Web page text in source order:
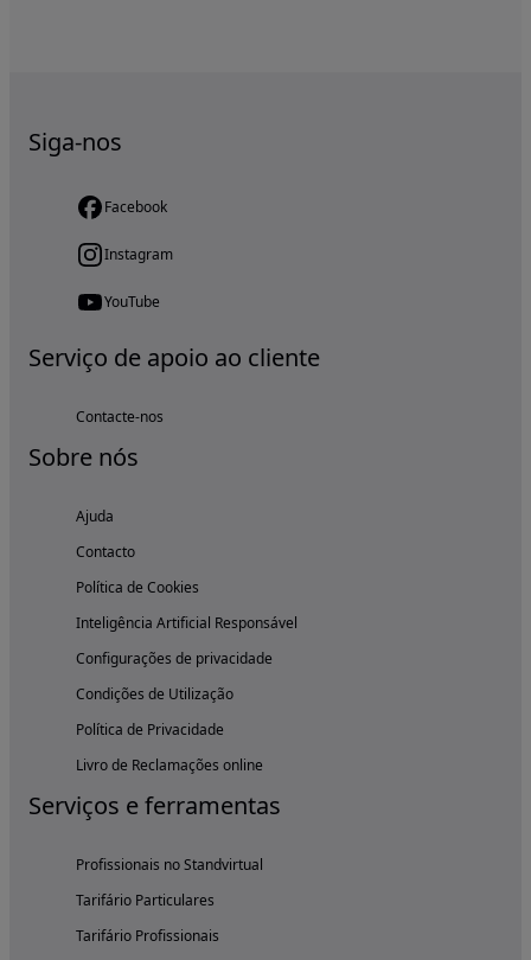
Siga-nos
Facebook
Instagram
YouTube
Serviço de apoio ao cliente
Contacte-nos
Sobre nós
Ajuda
Contacto
Política de Cookies
Inteligência Artificial Responsável
Configurações de privacidade
Condições de Utilização
Política de Privacidade
Livro de Reclamações online
Serviços e ferramentas
Profissionais no Standvirtual
Tarifário Particulares
Tarifário Profissionais